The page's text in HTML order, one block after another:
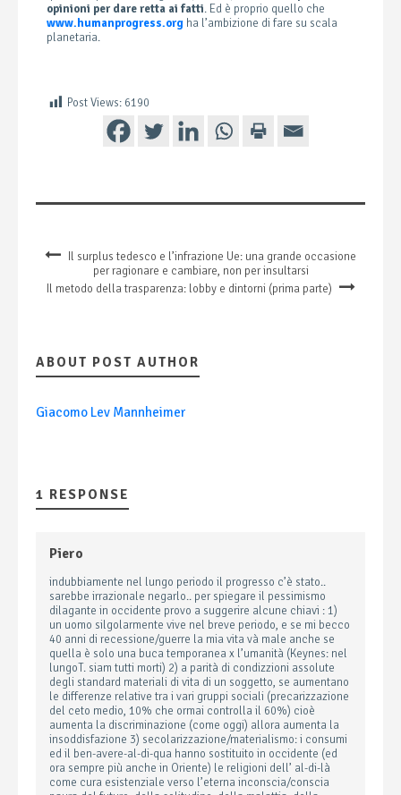
opinioni per dare retta ai fatti. Ed è proprio quello che
www.humanprogress.org ha l’ambizione di fare su scala
planetaria.
Post Views: 6190
Il surplus tedesco e l’infrazione Ue: una grande occasione
per ragionare e cambiare, non per insultarsi
Il metodo della trasparenza: lobby e dintorni (prima parte)
ABOUT POST AUTHOR
Giacomo Lev Mannheimer
1 RESPONSE
Piero
indubbiamente nel lungo periodo il progresso c’è stato..
sarebbe irrazionale negarlo.. per spiegare il pessimismo
dilagante in occidente provo a suggerire alcune chiavi : 1)
un uomo silgolarmente vive nel breve periodo, e se mi becco
40 anni di recessione/guerre la mia vita và male anche se
quella è solo una buca temporanea x l’umanità (Keynes: nel
lungoT. siam tutti morti) 2) a parità di condizzioni assolute
degli standard materiali di vita di un soggetto, se aumentano
le differenze relative tra i vari gruppi sociali (precarizzazione
del ceto medio, 10% che ormai controlla il 60%) cioè
aumenta la discriminazione (come oggi) allora aumenta la
insoddisfazione 3) secolarizzazione/materialismo: i consumi
ed il ben-avere-al-di-qua hanno sostituito in occidente (ed
ora sempre più anche in Oriente) le religioni dell’ al-di-là
come cura esistenziale verso l’eterna inconscia/conscia